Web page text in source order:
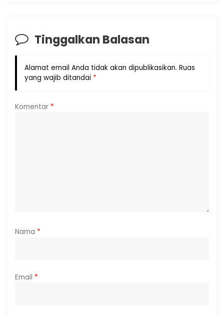
Tinggalkan Balasan
Alamat email Anda tidak akan dipublikasikan. Ruas
yang wajib ditandai *
Komentar *
Nama *
Email *